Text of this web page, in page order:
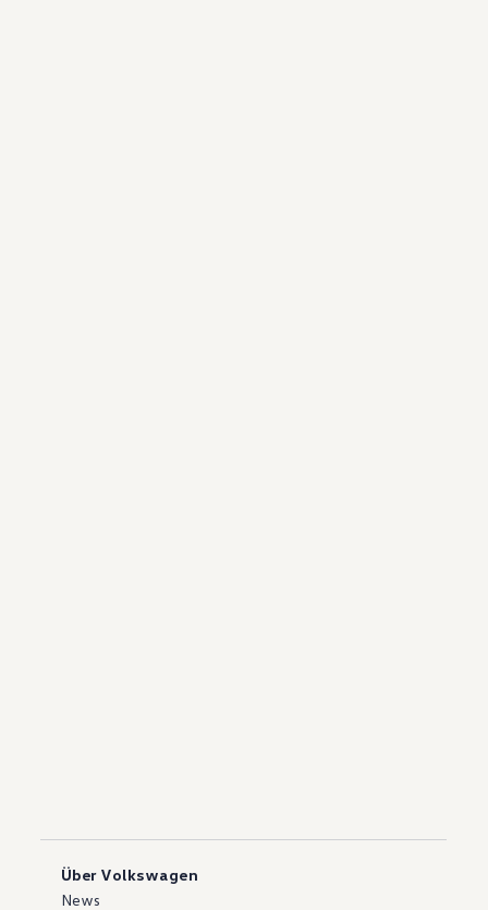
Über Volkswagen
News